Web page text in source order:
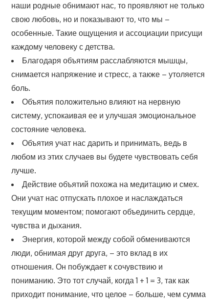
наши родные обнимают нас, то проявляют не только
свою любовь, но и показывают то, что мы –
особенные. Такие ощущения и ассоциации присущи
каждому человеку с детства.
Благодаря объятиям расслабляются мышцы,
снимается напряжение и стресс, а также – утоляется
боль.
Объятия положительно влияют на нервную
систему, успокаивая ее и улучшая эмоциональное
состояние человека.
Объятия учат нас дарить и принимать, ведь в
любом из этих случаев вы будете чувствовать себя
лучше.
Действие объятий похожа на медитацию и смех.
Они учат нас отпускать плохое и наслаждаться
текущим моментом; помогают объединить сердце,
чувства и дыхания.
Энергия, которой между собой обмениваются
люди, обнимая друг друга, – это вклад в их
отношения. Он побуждает к сочувствию и
пониманию. Это тот случай, когда 1 + 1 = 3, так как
приходит понимание, что целое – больше, чем сумма